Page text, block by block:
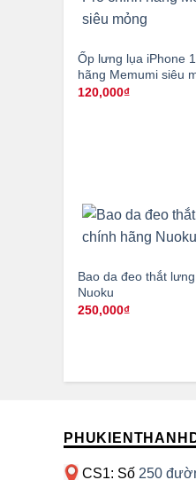
Ốp lưng lụa iPhone
hãng Memumi siêu
120,000₫
Bao da đeo thắt
Nuoku
250,000₫
CS1: Số 250